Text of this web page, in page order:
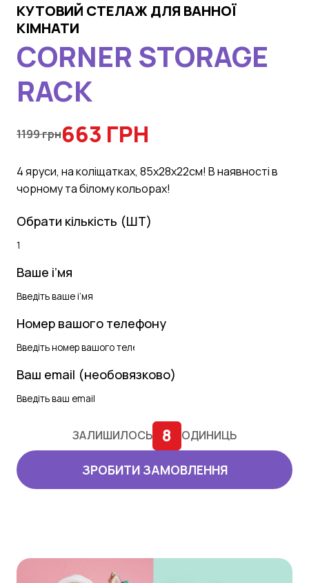
КУТОВИЙ СТЕЛАЖ ДЛЯ ВАННОЇ
КІМНАТИ
CORNER STORAGE
RACK
1199 грн663 ГРН
4 яруси, на коліщатках, 85х28х22см! В наявності в
чорному та білому кольорах!
Обрати кількість (ШТ)
Ваше і’мя
Номер вашого телефону
Ваш email (необовязково)
ЗРОБИТИ ЗАМОВЛЕННЯ
ЗАЛИШИЛОСЬ 8 ОДИНИЦЬ